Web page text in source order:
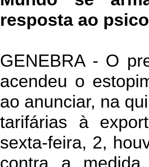
resposta ao
GENEBRA - O
acendeu o
ao anunciar, na
tarifárias à
sexta-feira, 2,
contra a